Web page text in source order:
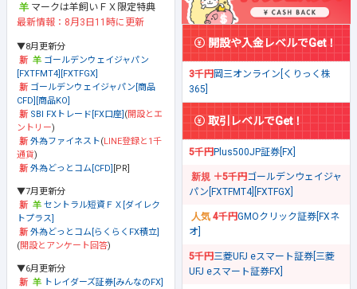
マークは羊飼いＦＸ限定特典
最新情報：8月3日11時に更新
▼8月更新分
ゴールデンウェイジャパン
[FXTFMT4][FXTFGX]
ゴールデンウェイジャパン[商品
CFD][商品KO]
SBI FXトレード[FX口座] (開設とエ
ントリー)
外為ファイネスト(LINE登録と1千
通貨)
外為どっとコム[CFD] [PR]
▼7月更新分
セントラル短資ＦＸ[ダイレク
トプラス]
外為どっとコム[らくらくFX積立]
(開設とアンケート回答)
▼6月更新分
トレイダーズ証券[みんなのFX]
開設や入金レベルでGet！
3千円岡三オンライン[くりっく株
365]
取引レベルでGet！
5千円Plus500JP証券[FX]
＋5千円ゴールデンウェイジャ
パン[FXTFMT4][FXTFGX]
4千円GMOクリック証券[FXネ
オ]
5千円三菱UFJ eスマート証券[三菱
UFJ eスマート証券FX]